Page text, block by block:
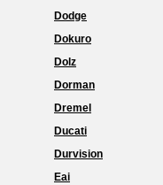
Dodge
Dokuro
Dolz
Dorman
Dremel
Ducati
Durvision
Eai